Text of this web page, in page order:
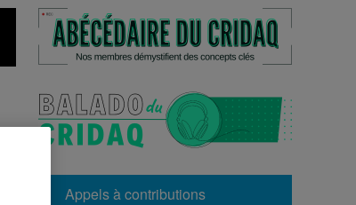
Appels à contributions